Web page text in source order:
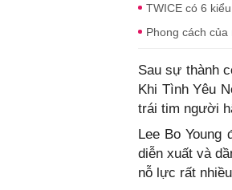
TWICE có 6
Phong cách
Sau sự thành
Khi Tình Yêu
trái tim người
Lee Bo Young
diễn xuất và
nỗ lực rất